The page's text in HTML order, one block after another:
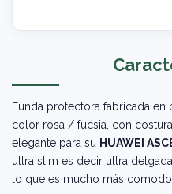
Funda protectora fabricada en
color rosa / fucsia, con
elegante para su HUAWEI
ultra slim es decir ultra
lo que es mucho más